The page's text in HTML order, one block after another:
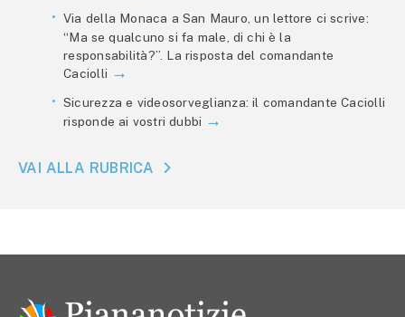
Via della Monaca a San Mauro, un lettore ci scrive:
“Ma se qualcuno si fa male, di chi è la
responsabilità?”. La risposta del comandante
Caciolli
Sicurezza e videosorveglianza: il comandante Caciolli
risponde ai vostri dubbi
VAI ALLA RUBRICA